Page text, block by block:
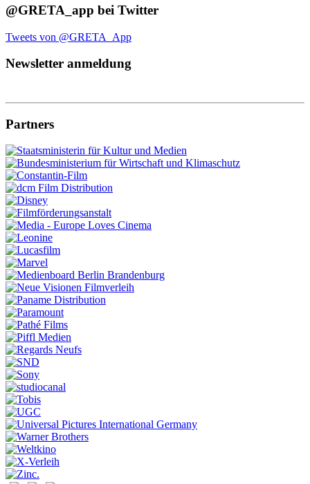
@GRETA_app bei Twitter
Tweets von @GRETA_App
Newsletter anmeldung
Partners